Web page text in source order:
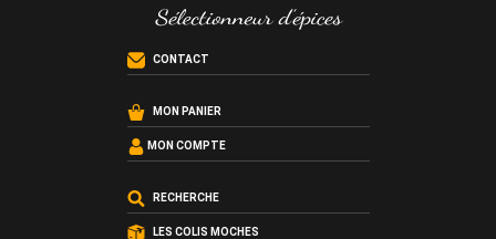
CONTACT
MON PANIER
MON COMPTE
RECHERCHE
LES COLIS MOCHES